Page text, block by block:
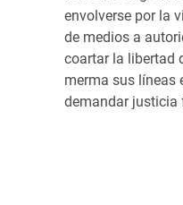
envolverse por la
de medios a
coartar la libertad
merma sus líneas
demandar justicia